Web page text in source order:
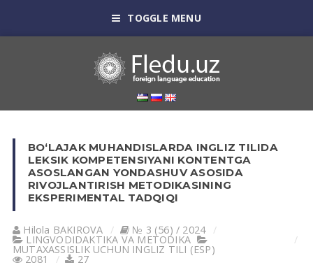
TOGGLE MENU
BO‘LAJAK MUHANDISLARDA INGLIZ TILIDA
LEKSIK KOMPETENSIYANI KONTENTGA
ASOSLANGAN YONDASHUV ASOSIDA
RIVOJLANTIRISH METODIKASINING
EKSPERIMENTAL TADQIQI
Hilola BАKIROVА № 3 (56) / 2024
LINGVODIDАKTIKА VА METODIKА
MUTАXАSSISLIK UCHUN INGLIZ TILI (ESP)
2081 27